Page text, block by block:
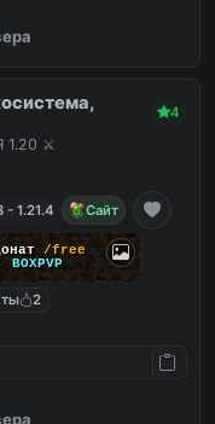
4
⚔️
- 1.21.4 Сайт
/free
BOXPVP
2